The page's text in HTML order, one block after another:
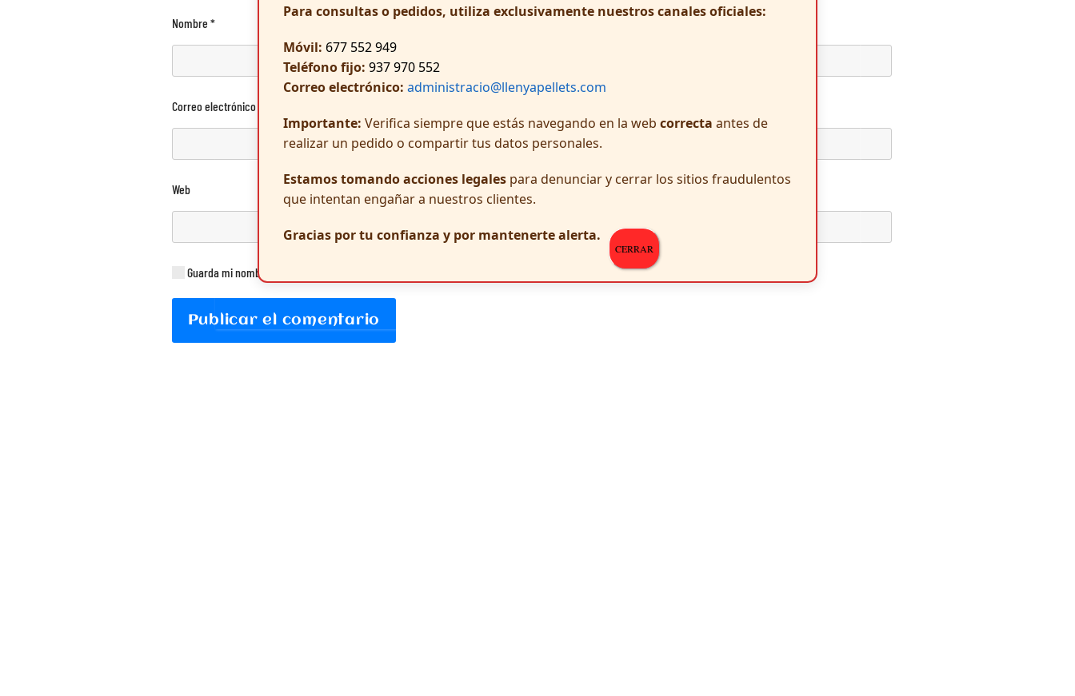
Nombre *
Correo electrónico
Web
Guarda mi nombre, correo electrónico y web en este navegador para la próxima vez que comente.
Publicar el comentario
Para consultas o pedidos, utiliza exclusivamente nuestros canales oficiales:
Móvil: 677 552 949
Teléfono fijo: 937 970 552
Correo electrónico: administracio@llenyapellets.com
Importante: Verifica siempre que estás navegando en la web correcta antes de
realizar un pedido o compartir tus datos personales.
Estamos tomando acciones legales para denunciar y cerrar los sitios fraudulentos
que intentan engañar a nuestros clientes.
Gracias por tu confianza y por mantenerte alerta.
CERRAR